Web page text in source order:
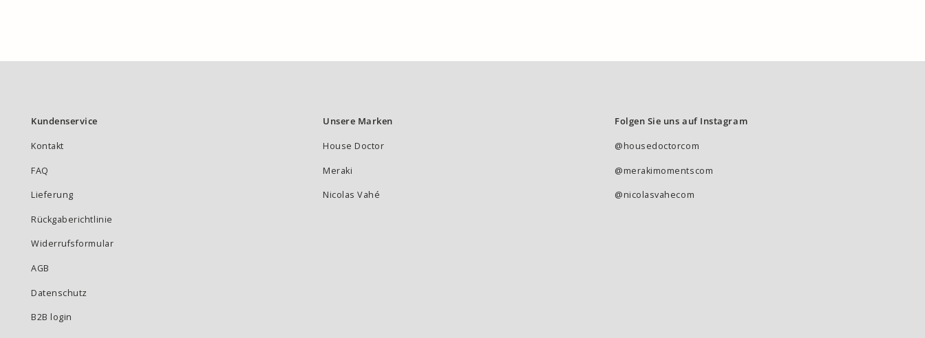
Kundenservice
Kontakt
FAQ
Lieferung
Rückgaberichtlinie
Widerrufsformular
AGB
Datenschutz
B2B login
Unsere Marken
House Doctor
Meraki
Nicolas Vahé
Folgen Sie uns auf Instagram
@housedoctorcom
@merakimomentscom
@nicolasvahecom